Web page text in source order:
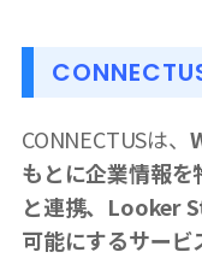
CONNECTUSは、
もとに企業情報
と連携、Looker
可能にするサービ